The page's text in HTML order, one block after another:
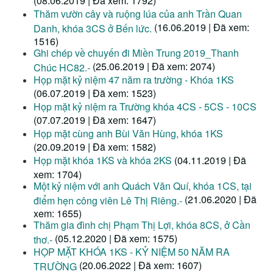
Thăm vườn cây và ruộng lúa của anh Trần Quan
Danh, khóa 3CS ở Bến lức. (16.06.2019 | Đã xem:
1516)
Ghi chép về chuyến đi Miền Trung 2019_Thanh
Chúc HC82.- (25.06.2019 | Đã xem: 2074)
Họp mặt kỷ niệm 47 năm ra trường - Khóa 1KS
(06.07.2019 | Đã xem: 1523)
Họp mặt kỷ niệm ra Trường khóa 4CS - 5CS - 10CS
(07.07.2019 | Đã xem: 1647)
Họp mặt cùng anh Bùi Văn Hùng, khóa 1KS
(20.09.2019 | Đã xem: 1582)
Họp mặt khóa 1KS và khóa 2KS (04.11.2019 | Đã
xem: 1704)
Một kỷ niệm với anh Quách Văn Quí, khóa 1CS, tại
điểm hẹn công viên Lê Thị Riêng.- (21.06.2020 | Đã
xem: 1655)
Thăm gia đình chị Phạm Thị Lợi, khóa 8CS, ở Cần
thơ.- (05.12.2020 | Đã xem: 1575)
HỌP MẶT KHÓA 1KS - KỶ NIỆM 50 NĂM RA
TRƯỜNG (20.06.2022 | Đã xem: 1607)